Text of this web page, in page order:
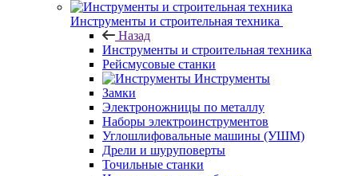
Инструменты и строительная техника
Назад
Инструменты и строительная техника
Рейсмусовые станки
Инструменты
Замки
Электроножницы по металлу
Наборы электроинструментов
Углошлифовальные машины (УШМ)
Дрели и шуруповерты
Точильные станки